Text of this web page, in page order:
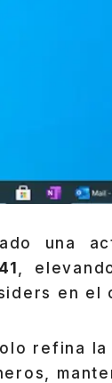
una
,
en el
refina